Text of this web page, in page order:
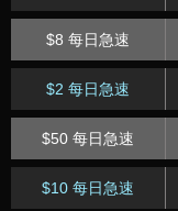
$44 四万筹码赛
$4.40 迷你四万筹码
赛
$8.88 周日迷你疯狂
八
$8 每日急速
$2 每日急速
$50 每日急速
$10 每日急速